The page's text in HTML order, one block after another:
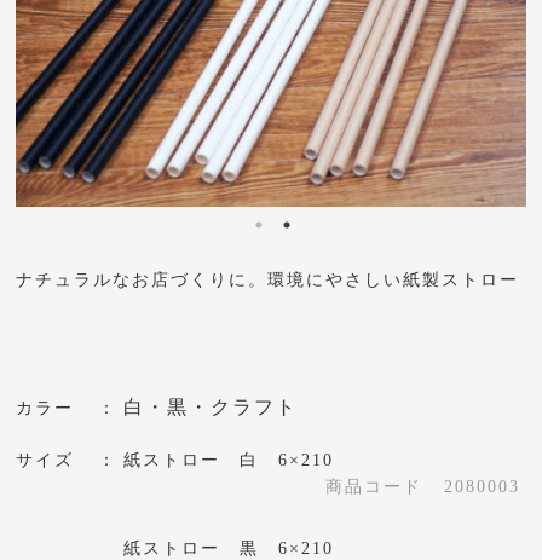
ナチュラルなお店づくりに。環境にやさしい紙製ストロー
カラー 白・黒・クラフト
サイズ
紙ストロー 白 6×210
商品コード
2080003
紙ストロー 黒 6×210